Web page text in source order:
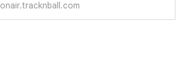
onair.tracknball.com